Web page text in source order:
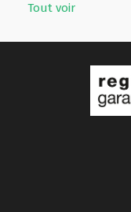
Tout voir